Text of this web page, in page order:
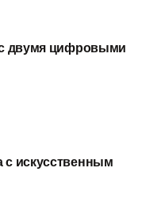
с двумя цифровыми
с искусственным